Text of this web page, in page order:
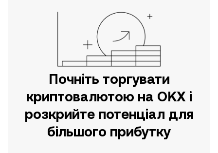
Почніть торгувати
криптовалютою на OKX і
розкрийте потенціал для
більшого прибутку